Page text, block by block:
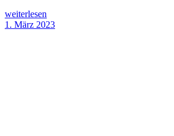
weiterlesen
1. März 2023